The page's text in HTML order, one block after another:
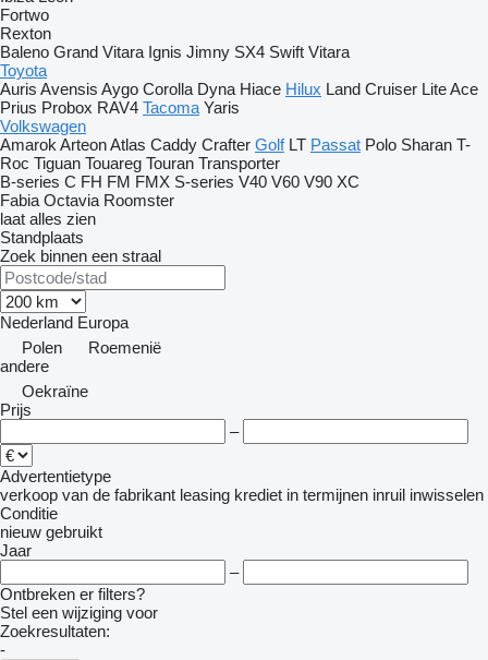
Fortwo
Rexton
Baleno Grand Vitara Ignis Jimny SX4 Swift Vitara
Toyota
Auris Avensis Aygo Corolla Dyna Hiace Hilux Land Cruiser Lite Ace
Prius Probox RAV4 Tacoma Yaris
Volkswagen
Amarok ArteonAtlas Caddy Crafter Golf LT Passat Polo Sharan T-
Roc Tiguan Touareg Touran Transporter
B-series C FH FM FMX S-series V40 V60 V90 XC
Fabia Octavia Roomster
laat alles zien
Standplaats
Zoek binnen een straal
Nederland Europa
Polen
Roemenië
andere
Oekraïne
Prijs
–
Advertentietype
verkoop van de fabrikant leasing krediet in termijnen inruil inwisselen
Conditie
nieuw gebruikt
Jaar
–
Ontbreken er filters?
Stel een wijziging voor
Zoekresultaten:
-